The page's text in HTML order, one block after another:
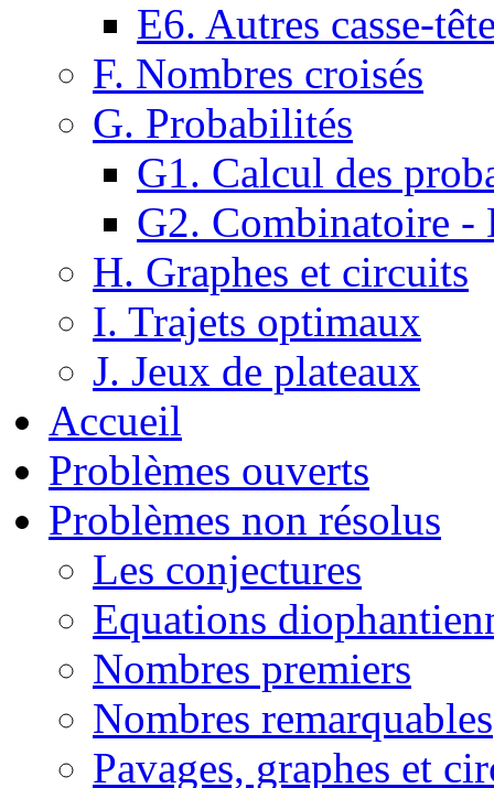
E6. Autres casse-
F. Nombres croisés
G. Probabilités
G1. Calcul des
G2. Combinatoire -
H. Graphes et circuits
I. Trajets optimaux
J. Jeux de plateaux
Accueil
Problèmes ouverts
Problèmes non résolus
Les conjectures
Equations
Nombres premiers
Nombres remarquables
Pavages, graphes et